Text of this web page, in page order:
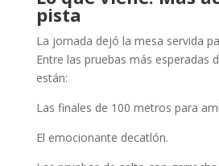
pista
La jornada dejó la mesa servida
Entre las pruebas más esperadas
están:
Las finales de 100 metros para
El emocionante decatlón.